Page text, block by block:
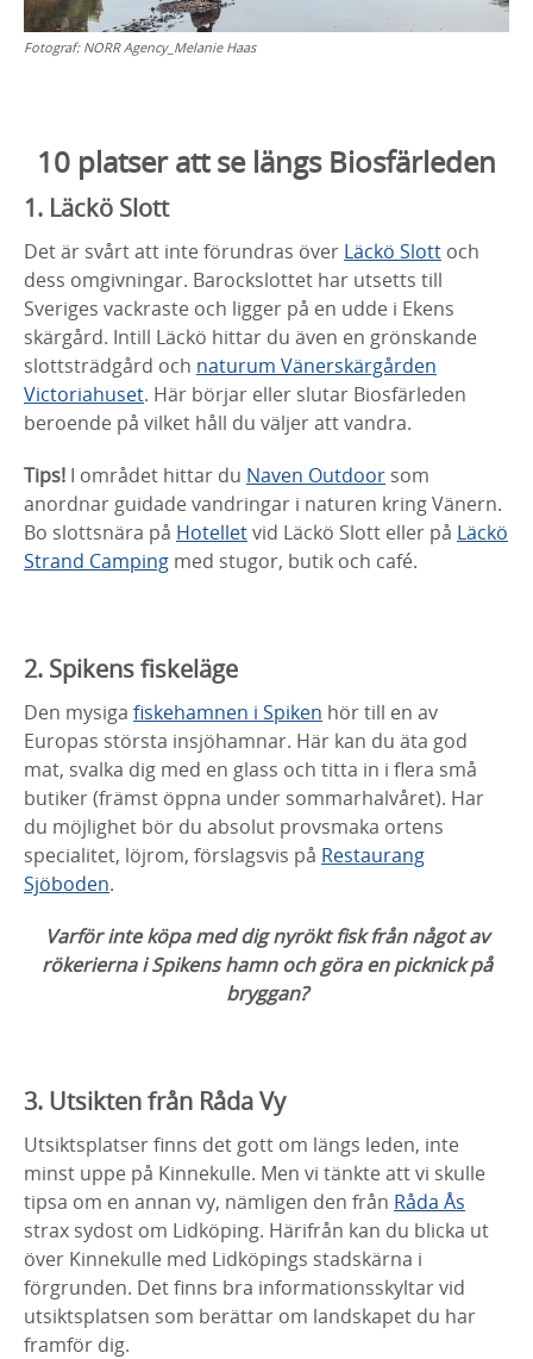
Fotograf: NORR Agency_Melanie Haas
10 platser att se längs Biosfärleden
1. Läckö Slott
Det är svårt att inte förundras över Läckö Slott och
dess omgivningar. Barockslottet har utsetts till
Sveriges vackraste och ligger på en udde i Ekens
skärgård. Intill Läckö hittar du även en grönskande
slottsträdgård och naturum Vänerskärgården
Victoriahuset. Här börjar eller slutar Biosfärleden
beroende på vilket håll du väljer att vandra.
Tips! I området hittar du Naven Outdoor som
anordnar guidade vandringar i naturen kring Vänern.
Bo slottsnära på Hotelletvid Läckö Slott eller på Läckö
Strand Camping med stugor, butik och café.
2. Spikens fiskeläge
Den mysiga fiskehamnen i Spiken hör till en av
Europas största insjöhamnar. Här kan du äta god
mat, svalka dig med en glass och titta in i flera små
butiker (främst öppna under sommarhalvåret). Har
du möjlighet bör du absolut provsmaka ortens
specialitet, löjrom, förslagsvis på Restaurang
Sjöboden.
Varför inte köpa med dig nyrökt fisk från något av
rökerierna i Spikens hamn och göra en picknick på
bryggan?
3. Utsikten från Råda Vy
Utsiktsplatser finns det gott om längs leden, inte
minst uppe på Kinnekulle. Men vi tänkte att vi skulle
tipsa om en annan vy, nämligen den från Råda Ås
strax sydost om Lidköping. Härifrån kan du blicka ut
över Kinnekulle med Lidköpings stadskärna i
förgrunden. Det finns bra informationsskyltar vid
utsiktsplatsen som berättar om landskapet du har
framför dig.